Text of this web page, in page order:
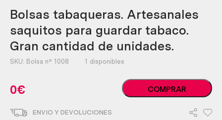
Bolsas tabaqueras. Artesanales
saquitos para guardar tabaco.
Gran cantidad de unidades.
SKU: Bolsa nº 1008 1 disponibles
0€
Bolsas
tabaqueras.
COMPRAR
ENVIO Y DEVOLUCIONES